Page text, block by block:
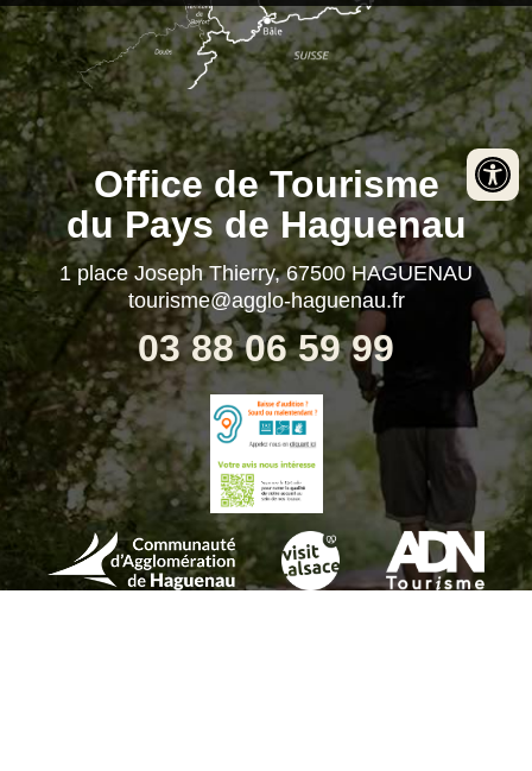
Office de Tourisme
du Pays de Haguenau
1 place Joseph Thierry, 67500 HAGUENAU
tourisme@agglo-haguenau.fr
03 88 06 59 99